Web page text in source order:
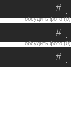
.
#
обсудить фото (0)
.
#
обсудить фото (0)
.
#